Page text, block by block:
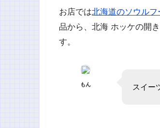
お店では北海道のソウル
品から、北海 ホッケの開
す。
もん スイー